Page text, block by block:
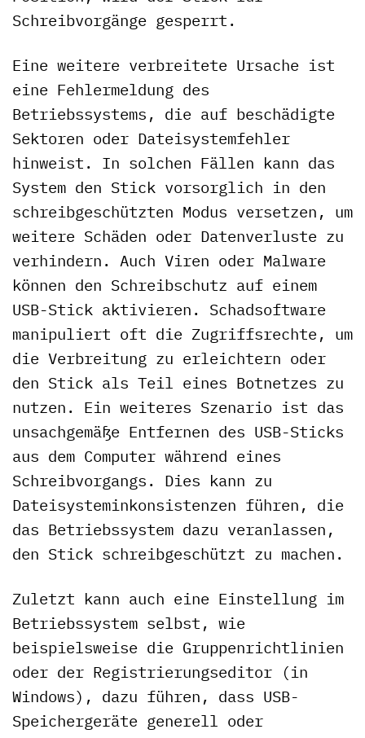
Schreibvorgänge gesperrt.
Eine weitere verbreitete Ursache ist
eine Fehlermeldung des
Betriebssystems, die auf beschädigte
Sektoren oder Dateisystemfehler
hinweist. In solchen Fällen kann das
System den Stick vorsorglich in den
schreibgeschützten Modus versetzen, um
weitere Schäden oder Datenverluste zu
verhindern. Auch Viren oder Malware
können den Schreibschutz auf einem
USB-Stick aktivieren. Schadsoftware
manipuliert oft die Zugriffsrechte, um
die Verbreitung zu erleichtern oder
den Stick als Teil eines Botnetzes zu
nutzen. Ein weiteres Szenario ist das
unsachgemäße Entfernen des USB-Sticks
aus dem Computer während eines
Schreibvorgangs. Dies kann zu
Dateisysteminkonsistenzen führen, die
das Betriebssystem dazu veranlassen,
den Stick schreibgeschützt zu machen.
Zuletzt kann auch eine Einstellung im
Betriebssystem selbst, wie
beispielsweise die Gruppenrichtlinien
oder der Registrierungseditor (in
Windows), dazu führen, dass USB-
Speichergeräte generell oder